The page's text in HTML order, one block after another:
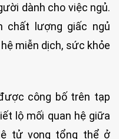
dành cho việc ngủ.
chất lượng giấc ngủ
miễn dịch, sức khỏe
công bố trên tạp
lộ mối quan hệ giữa
tử vong tổng thể ở